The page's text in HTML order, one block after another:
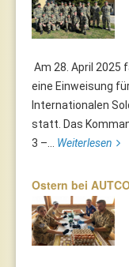
Am 28. April 2025
eine Einweisung
Internationalen
statt. Das
3 –... Weiterlesen
Ostern bei